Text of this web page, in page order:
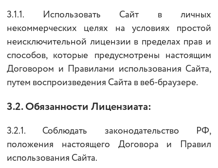
3.1.1. Использовать Сайт в личных
некоммерческих целях на условиях простой
неисключительной лицензии в пределах прав и
способов, которые предусмотрены настоящим
Договором и Правилами использования Сайта,
путем воспроизведения Сайта в веб-браузере.
3.2. Обязанности Лицензиата:
3.2.1. Соблюдать законодательство РФ,
положения настоящего Договора и Правил
использования Сайта.